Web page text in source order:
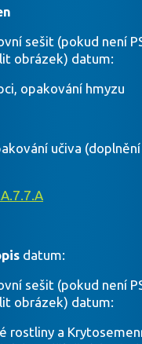
sešit (pokud není
obrázek) datum:
opakování
učiva
datum:
sešit (pokud není
obrázek) datum:
rostliny a